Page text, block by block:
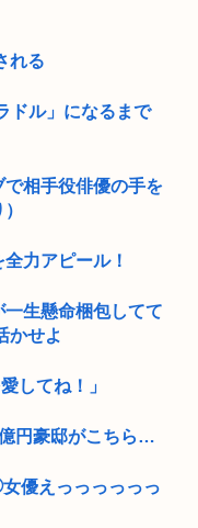
れる
ドル」になるまで
で相手役俳優の手を
力アピール！
生懸命梱包してて
かせよ
してね！」
円豪邸がこちら…
優えっっっっっっ